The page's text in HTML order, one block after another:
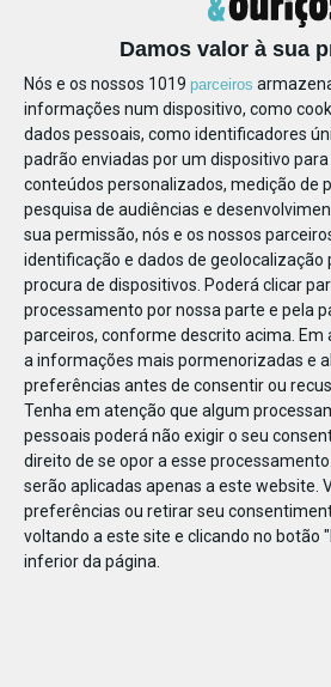
Damos valor à sua
Nós e os nossos 1019 parceiros
informações num dispositivo, como
dados pessoais, como identificadores
padrão enviadas por um dispositivo
conteúdos personalizados, medição de
pesquisa de audiências e
sua permissão, nós e os nossos
identificação e dados de geolocalização
procura de dispositivos. Poderá clicar
processamento por nossa parte e pela
parceiros, conforme descrito acima. Em
a informações mais pormenorizadas e
preferências antes de consentir ou
Tenha em atenção que algum
pessoais poderá não exigir o seu
direito de se opor a esse
serão aplicadas apenas a este website.
preferências ou retirar seu
voltando a este site e clicando no botão
inferior da página.